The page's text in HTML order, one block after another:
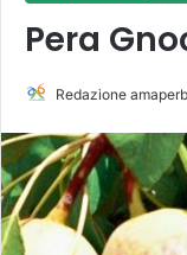
Pera
Redazione